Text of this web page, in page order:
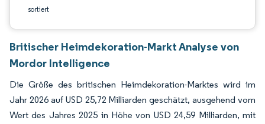
sortiert
Britischer Heimdekoration-Markt Analyse von
Mordor Intelligence
Die Größe des britischen Heimdekoration-Marktes wird im
Jahr 2026 auf USD 25,72 Milliarden geschätzt, ausgehend vom
Wert des Jahres 2025 in Höhe von USD 24,59 Milliarden, mit